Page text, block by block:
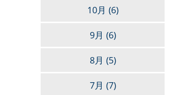
10月 (6)
9月 (6)
8月 (5)
7月 (7)